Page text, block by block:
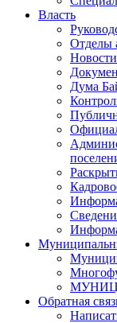
Власть
Отделы
Дума
Обратная